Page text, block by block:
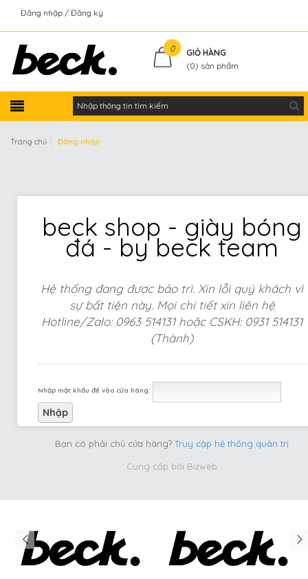
Đăng nhập Đăng ký
0
GIỎ HÀNG
(0) sản phẩm
Trang chủ Đăng nhập
beck shop - giày bóng
đá - by beck team
Hệ thống đang được bảo trì. Xin lỗi quý khách vì
sự bất tiện này. Mọi chi tiết xin liên hệ
Hotline/Zalo: 0963 514131 hoặc CSKH: 0931 514131
(Thành)
Nhập mật khẩu để vào cửa hàng:
Bạn có phải chủ cửa hàng? Truy cập hệ thống quản trị
Cung cấp bởi Bizweb